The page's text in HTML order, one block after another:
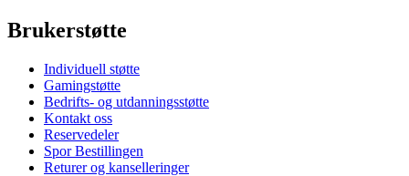
Brukerstøtte
Individuell støtte
Gamingstøtte
Bedrifts- og utdanningsstøtte
Kontakt oss
Reservedeler
Spor Bestillingen
Returer og kanselleringer